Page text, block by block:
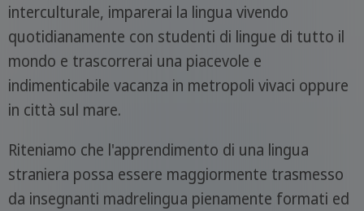
interculturale, imparerai la lingua vivendo
quotidianamente con studenti di lingue di tutto il
mondo e trascorrerai una piacevole e
indimenticabile vacanza in metropoli vivaci oppure
in città sul mare.
Riteniamo che l'apprendimento di una lingua
straniera possa essere maggiormente trasmesso
da insegnanti madrelingua pienamente formati ed